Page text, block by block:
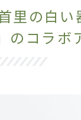
里の白い
のコラボ